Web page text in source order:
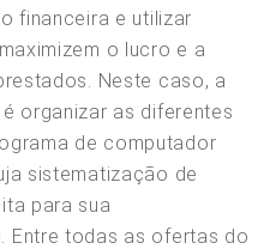
financeira e utilizar
o lucro e a
Neste caso, a
organizar as diferentes
de computador
sistematização de
para sua
Entre todas as ofertas do